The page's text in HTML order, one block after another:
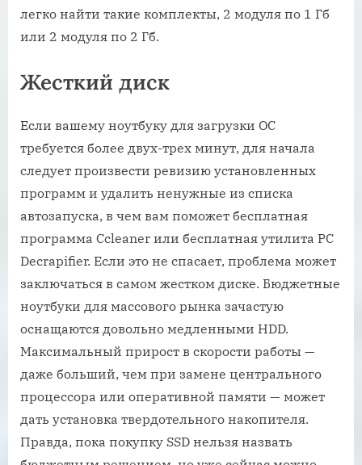
легко найти такие комплекты, 2 модуля по 1 Гб
или 2 модуля по 2 Гб.
Жесткий диск
Если вашему ноутбуку для загрузки ОС
требуется более двух-трех минут, для начала
следует произвести ревизию установленных
программ и удалить ненужные из списка
автозапуска, в чем вам поможет бесплатная
программа Ccleaner или бесплатная утилита PC
Decrapifier. Если это не спасает, проблема может
заключаться в самом жестком диске. Бюджетные
ноутбуки для массового рынка зачастую
оснащаются довольно медленными HDD.
Максимальный прирост в скорости работы —
даже больший, чем при замене центрального
процессора или оперативной памяти — может
дать установка твердотельного накопителя.
Правда, пока покупку SSD нельзя назвать